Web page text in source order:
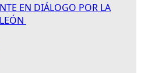
EN DIÁLOGO POR LA